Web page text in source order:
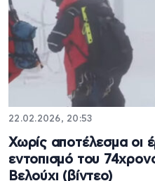
22.02.2026, 20:53
Χωρίς αποτέλεσμα οι
εντοπισμό του
Βελούχι (βίντεο)